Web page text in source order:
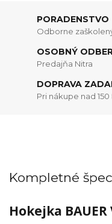
PORADENSTVO
Odborne
OSOBNÝ
Predajňa Nitra
DOPRAVA
Pri nákupe nad 150
Kompletné
Hokejka BAUER